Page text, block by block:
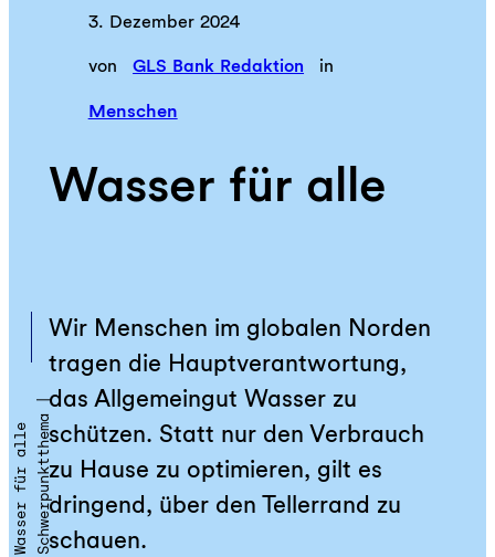
3. Dezember 2024
von GLS Bank Redaktion in
Menschen
Wasser für alle
S
c
h
w
e
r
p
u
n
k
t
t
h
e
ma
|
W
a
s
s
e
r
f
ü
r
a
l
l
e
Wir Menschen im globalen Norden
tragen die Hauptverantwortung,
das Allgemeingut Wasser zu
schützen. Statt nur den Verbrauch
zu Hause zu optimieren, gilt es
dringend, über den Tellerrand zu
schauen.